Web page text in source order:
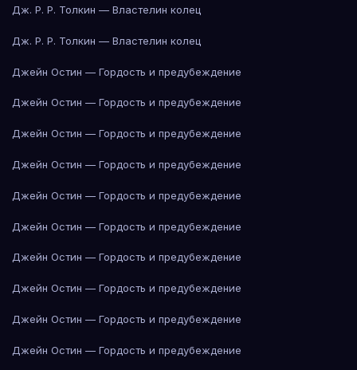
Дж. Р. Р. Толкин — Властелин колец
Дж. Р. Р. Толкин — Властелин колец
Джейн Остин — Гордость и предубеждение
Джейн Остин — Гордость и предубеждение
Джейн Остин — Гордость и предубеждение
Джейн Остин — Гордость и предубеждение
Джейн Остин — Гордость и предубеждение
Джейн Остин — Гордость и предубеждение
Джейн Остин — Гордость и предубеждение
Джейн Остин — Гордость и предубеждение
Джейн Остин — Гордость и предубеждение
Джейн Остин — Гордость и предубеждение